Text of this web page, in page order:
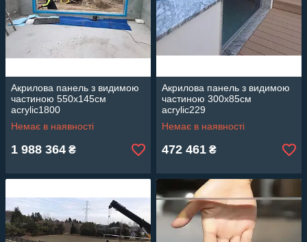
Акрилова панель з видимою
частиною 550х145см
acrylic1800
Немає в наявності
1 988 364 ₴
Акрилова панель з видимою
частиною 300х85см
acrylic229
Немає в наявності
472 461 ₴